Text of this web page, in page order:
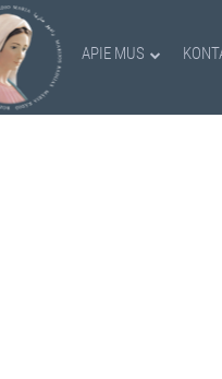
APIE MUS